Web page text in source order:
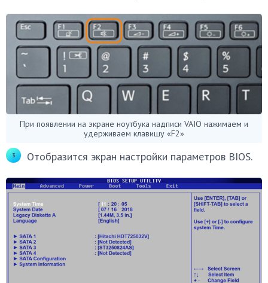
При появлении на экране ноутбука надписи VAIO нажимаем и
удерживаем клавишу «F2»
Отобразится экран настройки параметров BIOS.